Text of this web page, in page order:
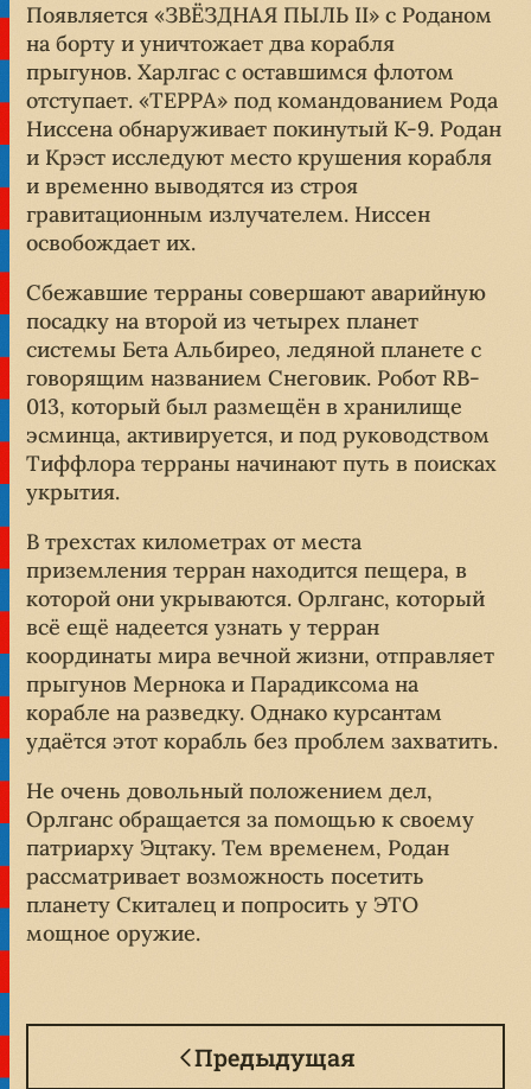
Появляется «ЗВЁЗДНАЯ ПЫЛЬ II» с Роданом
на борту и уничтожает два корабля
прыгунов. Харлгас с оставшимся флотом
отступает. «ТЕРРА» под командованием Рода
Ниссена обнаруживает покинутый K-9. Родан
и Крэст исследуют место крушения корабля
и временно выводятся из строя
гравитационным излучателем. Ниссен
освобождает их.
Сбежавшие терраны совершают аварийную
посадку на второй из четырех планет
системы Бета Альбирео, ледяной планете с
говорящим названием Снеговик. Робот RB-
013, который был размещён в хранилище
эсминца, активируется, и под руководством
Тиффлора терраны начинают путь в поисках
укрытия.
В трехстах километрах от места
приземления терран находится пещера, в
которой они укрываются. Орлганс, который
всё ещё надеется узнать у терран
координаты мира вечной жизни, отправляет
прыгунов Мернока и Парадиксома на
корабле на разведку. Однако курсантам
удаётся этот корабль без проблем захватить.
Не очень довольный положением дел,
Орлганс обращается за помощью к своему
патриарху Эцтаку. Тем временем, Родан
рассматривает возможность посетить
планету Скиталец и попросить у ЭТО
мощное оружие.
Предыдущая